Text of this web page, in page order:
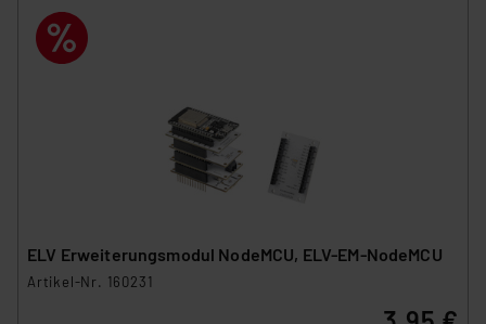
ELV Erweiterungsmodul NodeMCU, ELV-EM-NodeMCU
Artikel-Nr. 160231